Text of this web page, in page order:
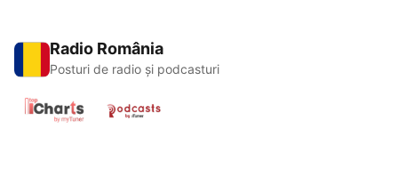
Radio România
Posturi de radio și podcasturi